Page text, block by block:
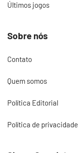
Últimos jogos
Sobre nós
Contato
Quem somos
Política Editorial
Política de privacidade